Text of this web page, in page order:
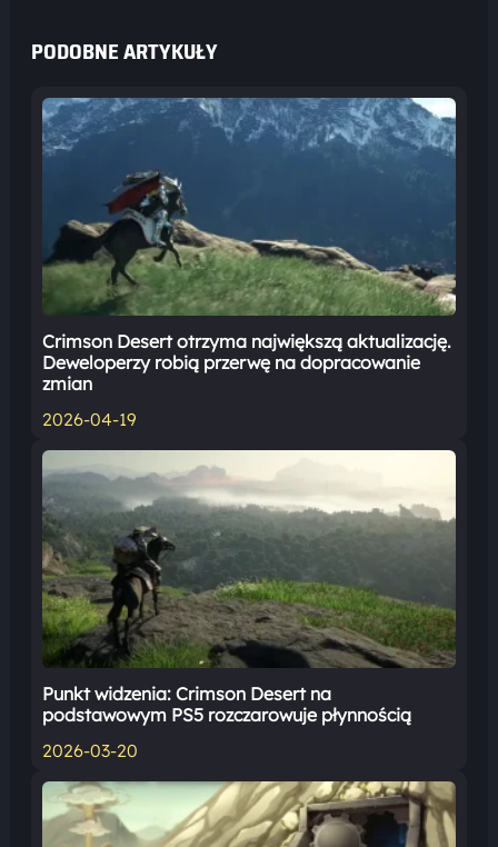
PODOBNE ARTYKUŁY
Crimson Desert otrzyma największą aktualizację.
Deweloperzy robią przerwę na dopracowanie
zmian
2026-04-19
Punkt widzenia: Crimson Desert na
podstawowym PS5 rozczarowuje płynnością
2026-03-20